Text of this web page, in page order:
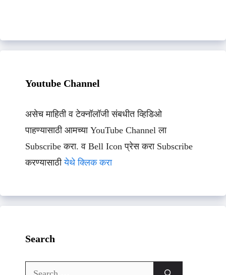
Youtube Channel
असेच माहिती व टेक्नॉलॉजी संबधीत व्हिडिओ
पाहण्यासाठी आमच्या YouTube Channel ला
Subscribe करा. व Bell Icon प्रेस करा Subscribe
करण्यासाठीयेथे क्लिक करा
Search
Search